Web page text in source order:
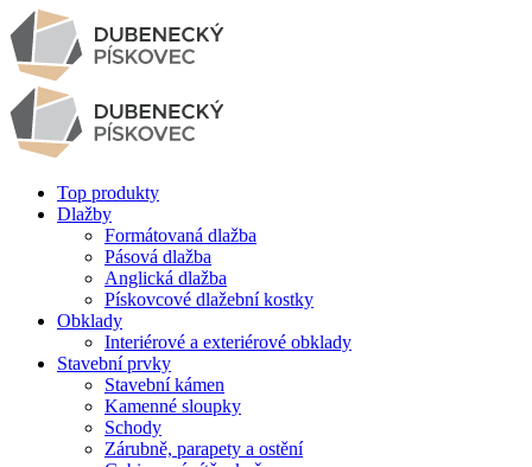
Top produkty
Dlažby
Formátovaná dlažba
Pásová dlažba
Anglická dlažba
Pískovcové dlažební kostky
Obklady
Interiérové a exteriérové obklady
Stavební prvky
Stavební kámen
Kamenné sloupky
Schody
Zárubně, parapety a ostění